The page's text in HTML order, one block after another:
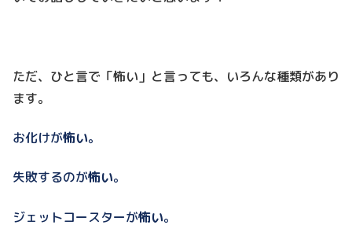
ただ、ひと言で「怖い」と言っても、いろんな種類があり
ます。
お化けが怖い。
失敗するのが怖い。
ジェットコースターが怖い。